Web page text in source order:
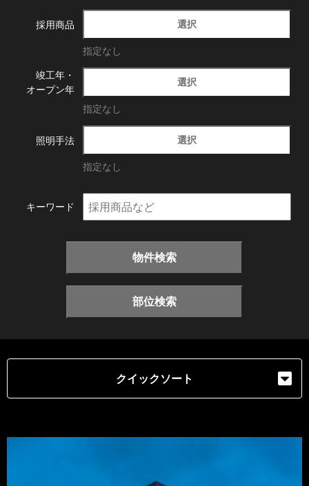
採用商品 選択
指定なし
竣工年・
オープン年
選択
指定なし
照明手法 選択
指定なし
キーワード
物件検索
部位検索
クイックソート